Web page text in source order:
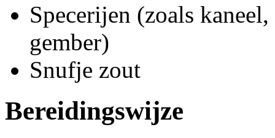
Specerijen (zoals
gember)
Snufje zout
Bereidingswijze